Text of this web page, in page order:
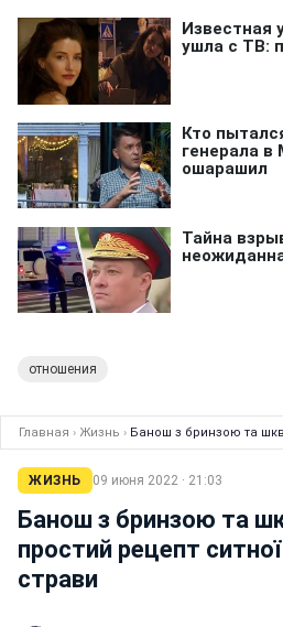
отношения
Главная › Жизнь › Банош з бринзою та
ЖИЗНЬ 09 июня 2022 · 21:03
Банош з бринзою та
простий рецепт
страви